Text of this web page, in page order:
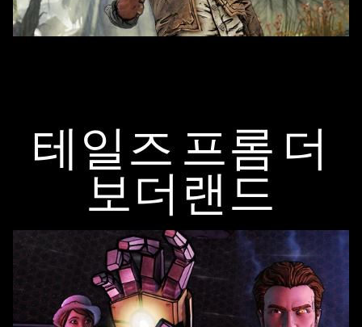
테일즈 프롬 더
보더랜드